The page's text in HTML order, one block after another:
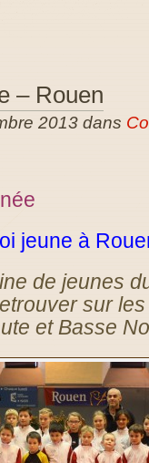
– Rouen
2013 dans
jeune à
de jeunes
sur
et Basse